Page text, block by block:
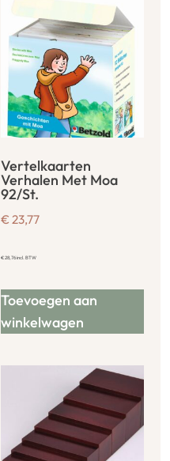
Vertelkaarten
Verhalen Met Moa
92/St.
€ 23,77
€28,76incl. BTW
Toevoegen aan
winkelwagen